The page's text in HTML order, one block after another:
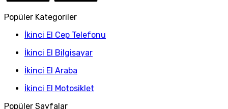
Popüler Kategoriler
İkinci El Cep Telefonu
İkinci El Bilgisayar
İkinci El Araba
İkinci El Motosiklet
Popüler Sayfalar